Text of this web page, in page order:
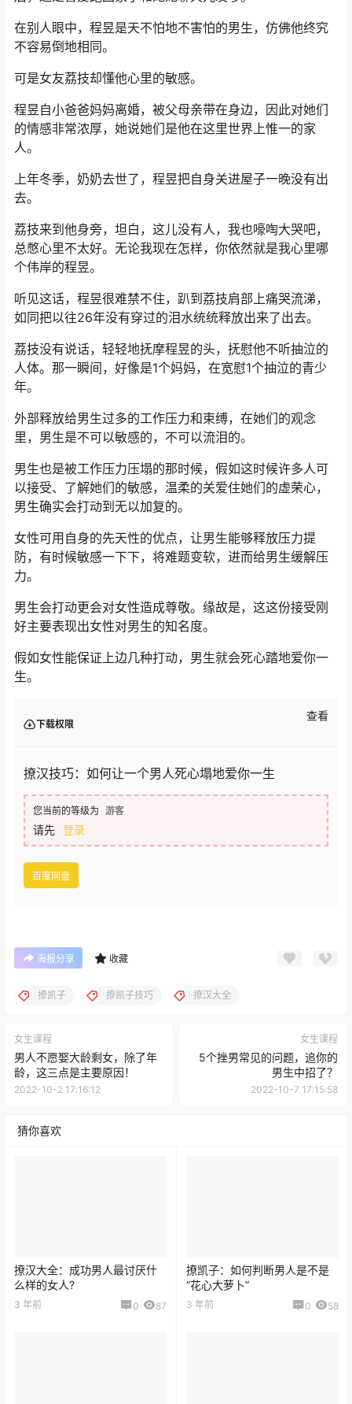
在别人眼中，程昱是天不怕地不害怕的男生，仿佛他终究
不容易倒地相同。
可是女友荔技却懂他心里的敏感。
程昱自小爸爸妈妈离婚，被父母亲带在身边，因此对她们
的情感非常浓厚，她说她们是他在这里世界上惟一的家
人。
上年冬季，奶奶去世了，程昱把自身关进屋子一晚没有出
去。
荔技来到他身旁，坦白，这儿没有人，我也嚎啕大哭吧，
总憋心里不太好。无论我现在怎样，你依然就是我心里哪
个伟岸的程昱。
听见这话，程昱很难禁不住，趴到荔技肩部上痛哭流涕，
如同把以往26年没有穿过的泪水统统释放出来了出去。
荔技没有说话，轻轻地抚摩程昱的头，抚慰他不听抽泣的
人体。那一瞬间，好像是1个妈妈，在宽慰1个抽泣的青少
年。
外部释放给男生过多的工作压力和束缚，在她们的观念
里，男生是不可以敏感的，不可以流泪的。
男生也是被工作压力压塌的那时候，假如这时候许多人可
以接受、了解她们的敏感，温柔的关爱住她们的虚荣心，
男生确实会打动到无以加复的。
女性可用自身的先天性的优点，让男生能够释放压力提
防，有时候敏感一下下，将难题变软，进而给男生缓解压
力。
男生会打动更会对女性造成尊敬。缘故是，这这份接受刚
好主要表现出女性对男生的知名度。
假如女性能保证上边几种打动，男生就会死心踏地爱你一
生。
下载权限
查看
撩汉技巧：如何让一个男人死心塌地爱你一生
您当前的等级为 游客
请先 登录
百度网盘
海报分享 收藏
撩凯子 撩凯子技巧 撩汉大全
女生课程
男人不愿娶大龄剩女，除了年
龄，这三点是主要原因！
2022-10-2 17:16:12
女生课程
5个挫男常见的问题，追你的
男生中招了？
2022-10-7 17:15:58
猜你喜欢
撩汉大全：成功男人最讨厌什
么样的女人?
3 年前 0 87
撩凯子：如何判断男人是不是
“花心大萝卜”
3 年前 0 58